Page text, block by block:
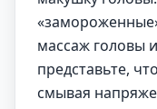
массаж головы
представьте,
смывая